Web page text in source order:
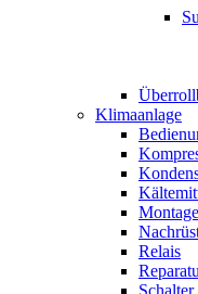
Klimaanlage
Montage
Relais
Schalter